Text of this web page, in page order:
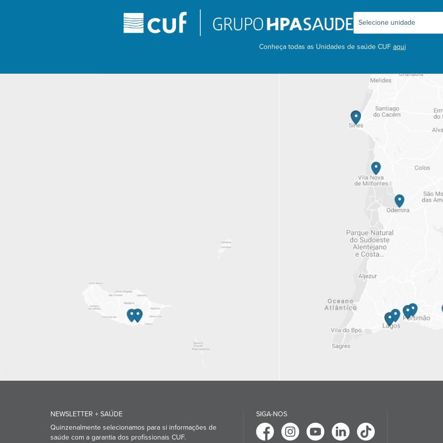
Conheça todas as Unidades de saúde CUF aqui
NEWSLETTER + SAÚDE
Quinzenalmente selecionamos para si informações de
saúde com a garantia dos profissionais CUF.
SIGA-NOS